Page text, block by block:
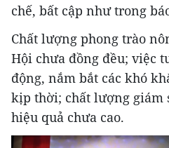
chế, bất cập như trong
Chất lượng phong trào
Hội chưa đồng đều; việc
động, nắm bắt các khó
kịp thời; chất lượng giám
hiệu quả chưa cao.